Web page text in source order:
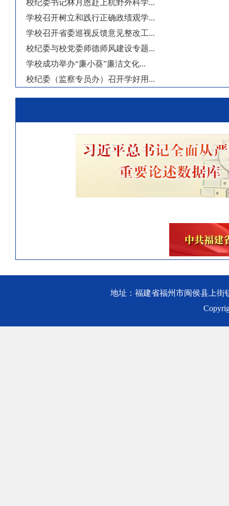
校纪委书记林月恩赴上杭野外科学...
学校召开树立和践行正确政绩观学...
学校召开省委巡视反馈意见整改工...
校纪委与校党委师德师风建设专题...
学校成功举办“廉小葵”廉洁文化...
校纪委（监察专员办）召开学好用...
地址：福建省福州市闽侯县上街